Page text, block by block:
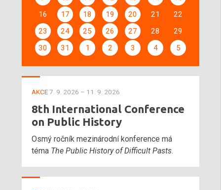
16
17 18 19 20 21
22
23
24 25 26 27 28
29
30
31 1 2 3 4 5
AKCE7. 9. 2026 – 11. 9. 2026
8th International Conference
on Public History
Osmý ročník mezinárodní konference má
téma The Public History of Difficult Pasts.